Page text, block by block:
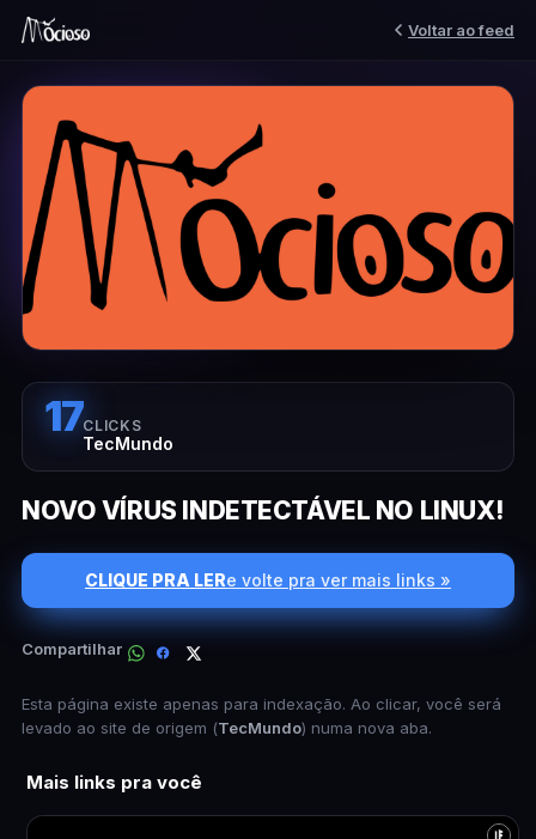
Voltar ao feed
17CLICKS
TecMundo
NOVO VÍRUS INDETECTÁVEL NO LINUX!
CLIQUE PRA LERe volte pra ver mais links »
Compartilhar
Esta página existe apenas para indexação. Ao clicar, você será
levado ao site de origem (TecMundo) numa nova aba.
Mais links pra você